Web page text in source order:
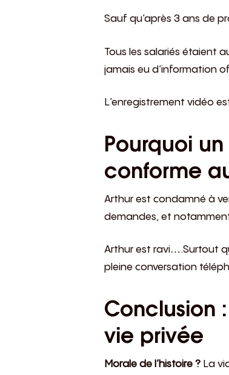
Sauf qu’après 3 ans de
Tous les salariés étaient
jamais eu d’information
L’enregistrement vidéo
Pourquoi
conforme
Arthur est condamné à
demandes, et
Arthur est ravi….Surtout
pleine conversation
Conclusion
vie privée
Morale de l’histoire ? La